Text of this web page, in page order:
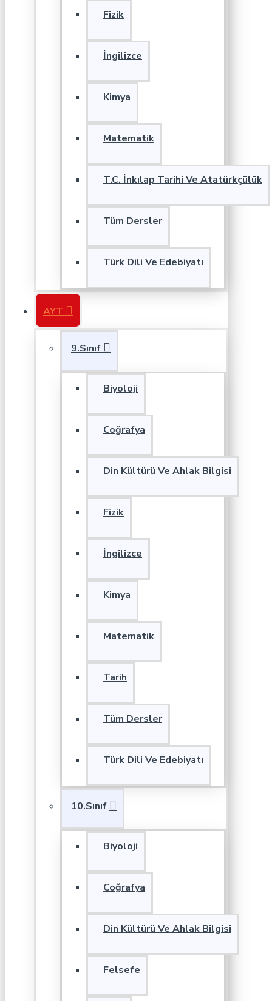
Fizik
İngilizce
Kimya
Matematik
T.C. İnkılap Tarihi Ve Atatürkçülük
Tüm Dersler
Türk Dili Ve Edebiyatı
AYT
9.Sınıf
Biyoloji
Coğrafya
Din Kültürü Ve Ahlak Bilgisi
Fizik
İngilizce
Kimya
Matematik
Tarih
Tüm Dersler
Türk Dili Ve Edebiyatı
10.Sınıf
Biyoloji
Coğrafya
Din Kültürü Ve Ahlak Bilgisi
Felsefe